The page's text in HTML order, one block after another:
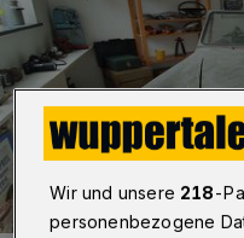
Wir und unsere 218-
personenbezogene